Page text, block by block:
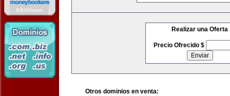
Realizar una Oferta
Precio Ofrecido $
Otros dominios en venta: